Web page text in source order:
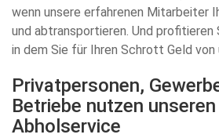
wenn unsere erfahrenen Mitarbeiter
und abtransportieren. Und profitieren
in dem Sie für Ihren Schrott Geld von
Privatpersonen,
Betriebe nutzen
Abholservice